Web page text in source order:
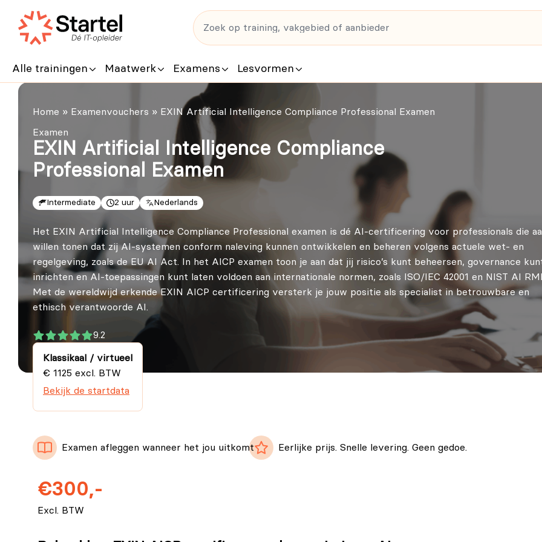
Alle trainingen Maatwerk Examens Lesvormen
Home » Examenvouchers » EXIN Artificial Intelligence Compliance Professional Examen
Examen
EXIN Artificial Intelligence Compliance
Professional Examen
Intermediate 2 uur Nederlands
Het EXIN Artificial Intelligence Compliance Professional examen is dé AI-certificering voor professionals die
willen tonen dat zij AI-systemen conform naleving kunnen ontwikkelen en beheren volgens actuele wet- en
regelgeving, zoals de EU AI Act. In het AICP examen toon je aan dat jij risico’s kunt beheersen, governance
inrichten en AI-toepassingen kunt laten voldoen aan internationale normen, zoals ISO/IEC 42001 en NIST AI
Met de wereldwijd erkende EXIN AICP certificering versterk je jouw positie als specialist in betrouwbare en
ethisch verantwoorde AI.
9.2
Klassikaal / virtueel
€ 1125 excl. BTW
Bekijk de startdata
Examen afleggen wanneer het jou uitkomt Eerlijke prijs. Snelle levering. Geen gedoe.
€300,-
Excl. BTW